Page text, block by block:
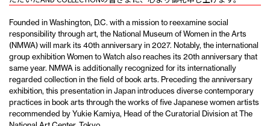
Founded in Washington, D.C. with a mission to reexamine social
responsibility through art, the National Museum of Women in the Arts
(NMWA) will mark its 40th anniversary in 2027. Notably, the international
group exhibition Women to Watch also reaches its 20th anniversary that
same year. NMWA is additionally recognized for its internationally
regarded collection in the field of book arts. Preceding the anniversary
exhibition, this presentation in Japan introduces diverse contemporary
practices in book arts through the works of five Japanese women artists
recommended by Yukie Kamiya, Head of the Curatorial Division at The